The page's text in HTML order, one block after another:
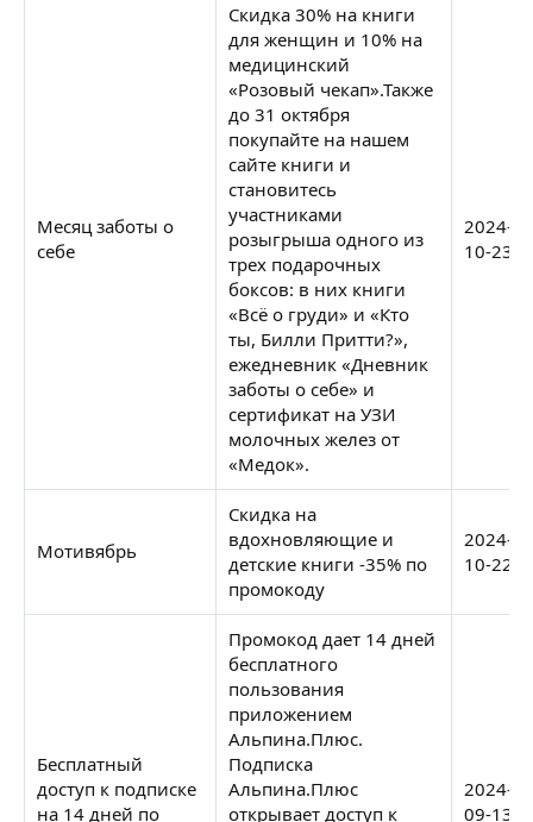
Месяц заботы о
себе
Скидка 30% на книги
для женщин и 10% на
медицинский
«Розовый чекап».Также
до 31 октября
покупайте на нашем
сайте книги и
становитесь
участниками
розыгрыша одного из
трех подарочных
боксов: в них книги
«Всё о груди» и «Кто
ты, Билли Притти?»,
ежедневник «Дневник
заботы о себе» и
сертификат на УЗИ
молочных желез от
«Медок».
2024-
10-23
Мотивябрь
Скидка на
вдохновляющие и
детские книги -35% по
промокоду
2024-
10-22
Бесплатный
доступ к подписке
на 14 дней по
Промокод дает 14 дней
бесплатного
пользования
приложением
Альпина.Плюс.
Подписка
Альпина.Плюс
открывает доступ к
2024-
09-13